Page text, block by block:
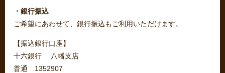
・銀行振込
ご希望にあわせて、銀行振込もご利用いただけます。
【振込銀行口座】
十六銀行 八幡支店
普通 1352907